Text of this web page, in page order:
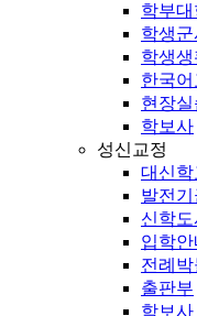
학부
학생
학생
한국어
현장
학보사
성신교정
대신학
발전기
신학
입학안
전례
출판부
학보사